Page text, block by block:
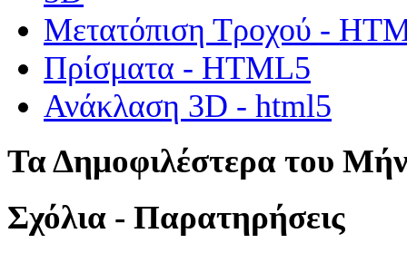
Μετατόπιση Τροχού -
Πρίσματα - HTML5
Ανάκλαση 3D - html5
Τα Δημοφιλέστερα του
Σχόλια - Παρατηρήσεις